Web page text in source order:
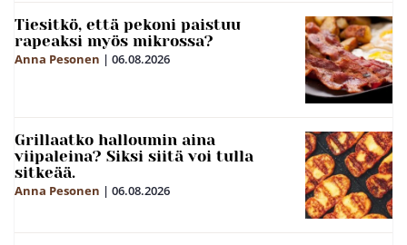
Tiesitkö, että pekoni paistuu
rapeaksi myös mikrossa?
Anna Pesonen | 06.08.2026
Grillaatko halloumin aina
viipaleina? Siksi siitä voi tulla
sitkeää.
Anna Pesonen | 06.08.2026